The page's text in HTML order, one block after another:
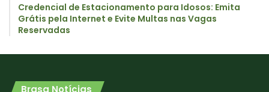
Credencial de Estacionamento para Idosos: Emita
Grátis pela Internet e Evite Multas nas Vagas
Reservadas
Brasa Notícias